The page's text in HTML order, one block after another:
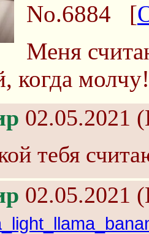
No.6884 [
Меня
когда молчу!
02.05.2021
тебя
02.05.2021